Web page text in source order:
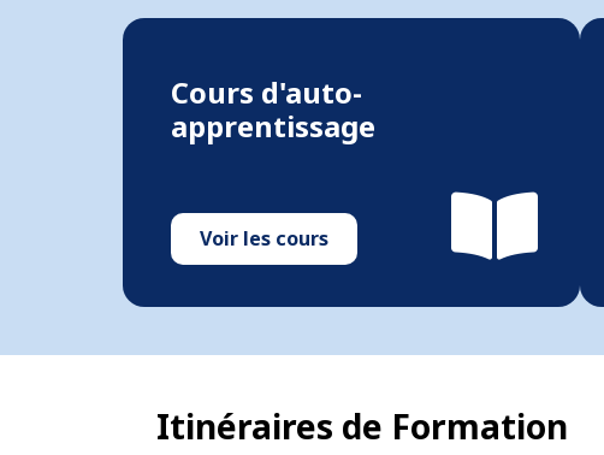
Cours d'auto-
apprentissage
Voir les cours
Itinéraires de Formation